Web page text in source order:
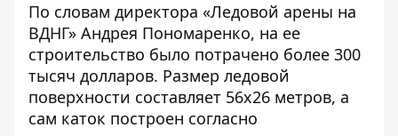
По словам директора «Ледовой арены на
ВДНГ» Андрея Пономаренко, на ее
строительство было потрачено более 300
тысяч долларов. Размер ледовой
поверхности составляет 56х26 метров, а
сам каток построен согласно